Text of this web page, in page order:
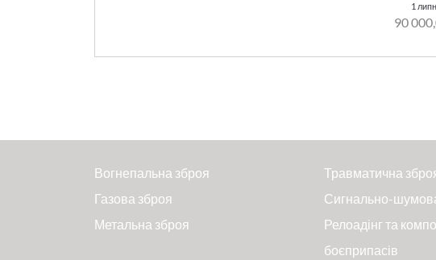
1
90
Вогнепальна зброя Травматична
Газова зброя
Сигнально-
Метальна зброя
Релоадінг та
боєприпасів